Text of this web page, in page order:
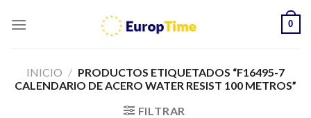
0
INICIO / PRODUCTOS ETIQUETADOS “F16495-7
CALENDARIO DE ACERO WATER RESIST 100 METROS”
FILTRAR